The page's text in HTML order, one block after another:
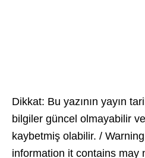
Dikkat: Bu yazının yayın
bilgiler güncel olmayabilir
kaybetmiş olabilir. /
information it contains may